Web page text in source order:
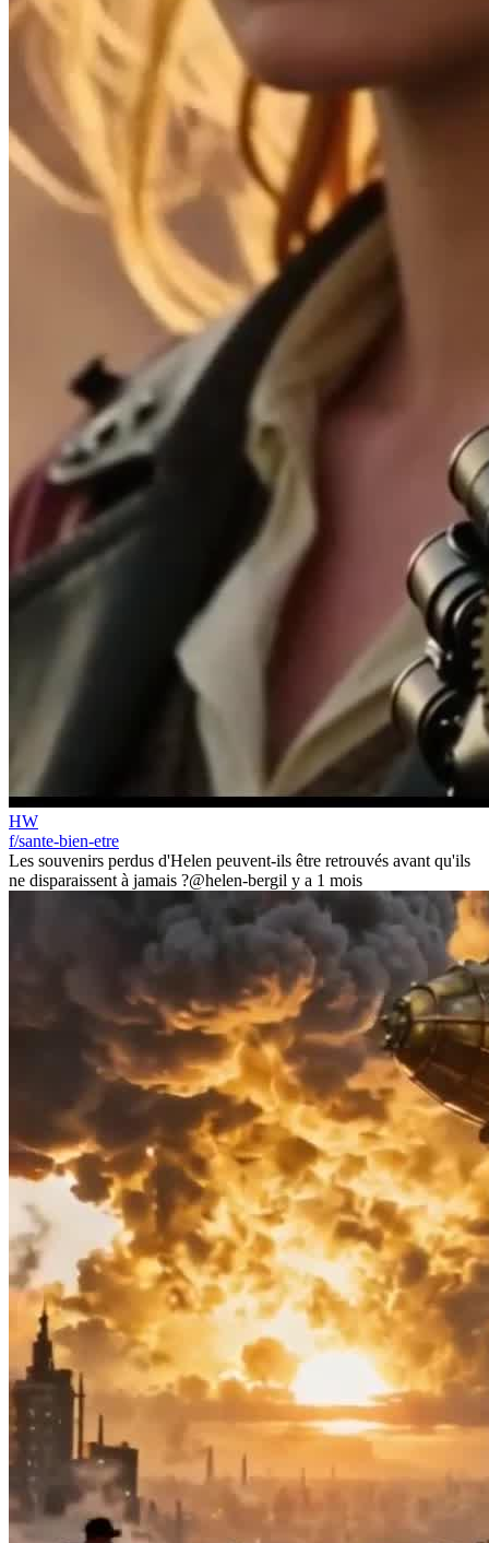
HW
f/sante-bien-etre
Les souvenirs perdus d'Helen peuvent-ils être retrouvés avant qu'ils
ne disparaissent à jamais ?@helen-bergil y a 1 mois